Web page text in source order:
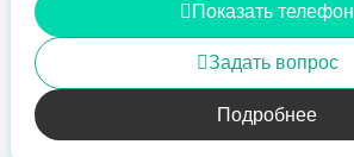
Показать телефон
Задать вопрос
Подробнее